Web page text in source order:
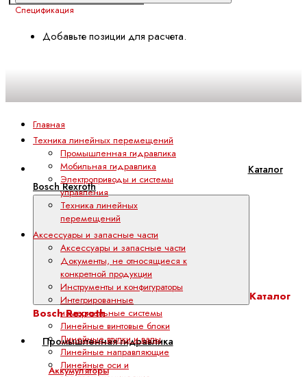
Спецификация
Добавьте позиции для расчета.
Каталог
Bosch Rexroth
Каталог
Bosch Rexroth
Промышленная гидравлика
Аккумуляторы
Главная
Техника линейных перемещений
Промышленная гидравлика
Мобильная гидравлика
Электроприводы и системы
управления
Техника линейных
перемещений
Аксессуары и запасные части
Аксессуары и запасные части
Документы, не относящиеся к
конкретной продукции
Инструменты и конфигураторы
Интегрированные
измерительные системы
Линейные винтовые блоки
Линейные втулки и валы
Линейные направляющие
Линейные оси и